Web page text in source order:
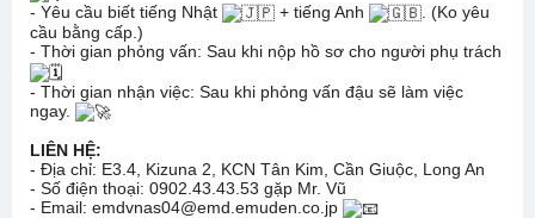
- Yêu cầu biết tiếng Nhật + tiếng Anh
. (Ko yêu
cầu bằng cấp.)
- Thời gian phỏng vấn: Sau khi nộp hồ sơ cho người phụ trách
- Thời gian nhận việc: Sau khi phỏng vấn đậu sẽ làm việc
ngay.
LIÊN HỆ:
- Địa chỉ: E3.4, Kizuna 2, KCN Tân Kim, Cần Giuộc, Long An
- Số điện thoại: 0902.43.43.53 gặp Mr. Vũ
- Email: emdvnas04@emd.emuden.co.jp